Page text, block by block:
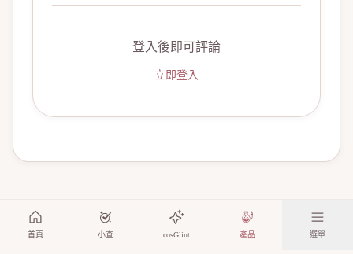
登入後即可評論
立即登入
首頁 小查 cosGlint 產品 選單